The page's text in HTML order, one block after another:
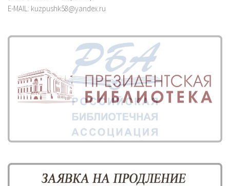
E-MAIL: kuzpushk58@yandex.ru